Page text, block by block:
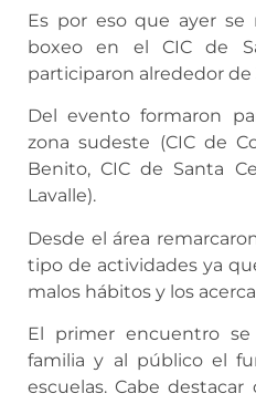
Es por eso que ayer se
boxeo en el CIC de
participaron alrededor de
Del evento formaron
zona sudeste (CIC de
Benito, CIC de Santa
Lavalle).
Desde el área
tipo de actividades ya
malos hábitos y los
El primer encuentro
familia y al público el
escuelas. Cabe